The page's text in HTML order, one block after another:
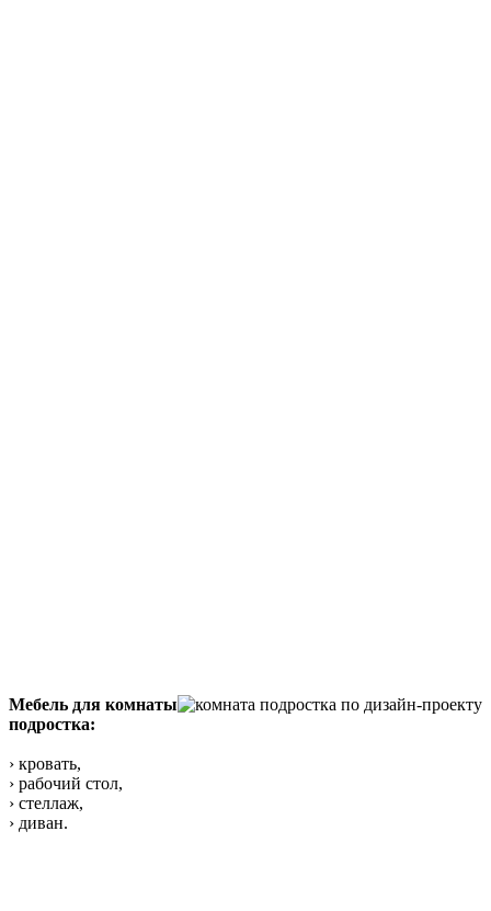
Мебель для комнаты
подростка:
› кровать,
› рабочий стол,
› стеллаж,
› диван.